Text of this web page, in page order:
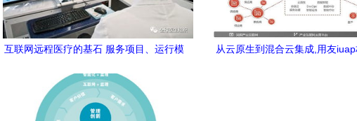
互联网远程医疗的基石 服务项目、运行模
从云原生到混合云集成,用友